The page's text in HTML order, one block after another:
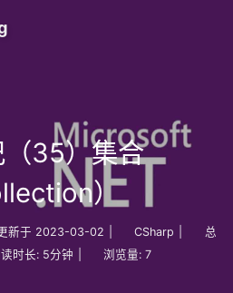
35）集合
）
新于 2023-03-02 CSharp
总
时长: 5分钟 浏览量: 7